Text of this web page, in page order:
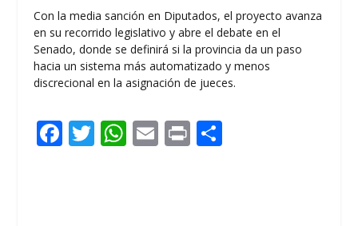
Con la media sanción en Diputados, el proyecto avanza
en su recorrido legislativo y abre el debate en el
Senado, donde se definirá si la provincia da un paso
hacia un sistema más automatizado y menos
discrecional en la asignación de jueces.
F T W E Pr